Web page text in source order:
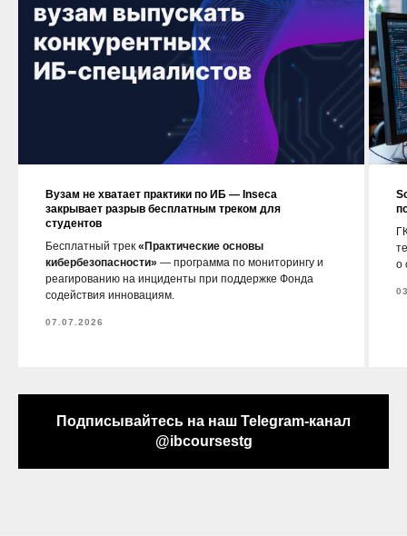
Вузам не хватает практики по ИБ — Inseca
закрывает разрыв бесплатным треком для
студентов
Бесплатный трек «Практические основы
кибербезопасности» — программа по мониторингу и
реагированию на инциденты при поддержке Фонда
содействия инновациям.
07.07.2026
о
Подписывайтесь на наш Telegram-канал
@ibcoursestg